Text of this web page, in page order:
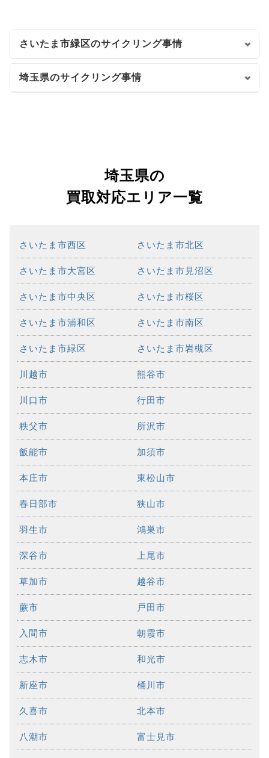
さいたま市緑区のサイクリング事情
埼玉県のサイクリング事情
埼玉県の
買取対応エリア一覧
さいたま市西区 さいたま市北区
さいたま市大宮区 さいたま市見沼区
さいたま市中央区 さいたま市桜区
さいたま市浦和区 さいたま市南区
さいたま市緑区 さいたま市岩槻区
川越市 熊谷市
川口市 行田市
秩父市 所沢市
飯能市 加須市
本庄市 東松山市
春日部市 狭山市
羽生市 鴻巣市
深谷市 上尾市
草加市 越谷市
蕨市 戸田市
入間市 朝霞市
志木市 和光市
新座市 桶川市
久喜市 北本市
八潮市 富士見市